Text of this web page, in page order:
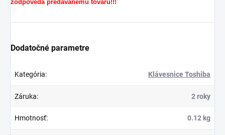
zodpovedá predávanému tovaru!!!
Dodatočné parametre
Kategória: Klávesnice Toshiba
Záruka: 2 roky
Hmotnosť: 0.12 kg